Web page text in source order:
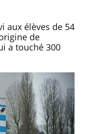
aux élèves de 54
de
a touché 300